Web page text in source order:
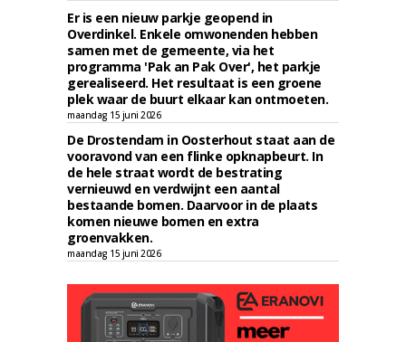
Er is een nieuw parkje geopend in
Overdinkel. Enkele omwonenden hebben
samen met de gemeente, via het
programma 'Pak an Pak Over', het parkje
gerealiseerd. Het resultaat is een groene
plek waar de buurt elkaar kan ontmoeten.
maandag 15 juni 2026
De Drostendam in Oosterhout staat aan de
vooravond van een flinke opknapbeurt. In
de hele straat wordt de bestrating
vernieuwd en verdwijnt een aantal
bestaande bomen. Daarvoor in de plaats
komen nieuwe bomen en extra
groenvakken.
maandag 15 juni 2026